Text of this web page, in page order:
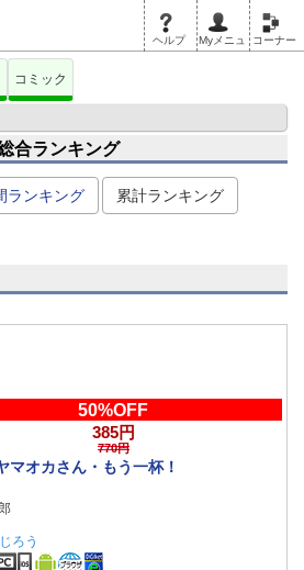
ヘルプ Myメニュ コーナー
コミック
合ランキング
ランキング 累計ランキング
50%OFF
385円
770円
オカさん・もう一杯！
ろう
ミック